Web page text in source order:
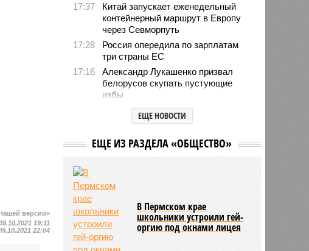
версии»
19:11
22:04
17:37
Китай запускает еженедельный
контейнерный маршрут в Европу
через Севморпуть
17:28
Россия опередила по зарплатам
три страны ЕС
17:16
Александр Лукашенко призвал
белорусов скупать пустующие
избы
Девушка объяснила убийство
трёхмесячного сына
увеличение пенсий детям,
13:56
приграничные болота против
13:15
С сентября изменятся правила
перевозки групп детей автобусами
ЕЩЕ НОВОСТИ
ЕЩЕ ИЗ РАЗДЕЛА «ОБЩЕСТВО»
В Пермском крае
школьники устроили гей-
оргию под окнами лицея